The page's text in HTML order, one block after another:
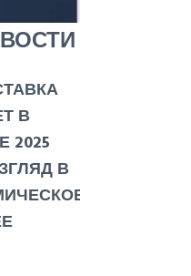
В
2025
В